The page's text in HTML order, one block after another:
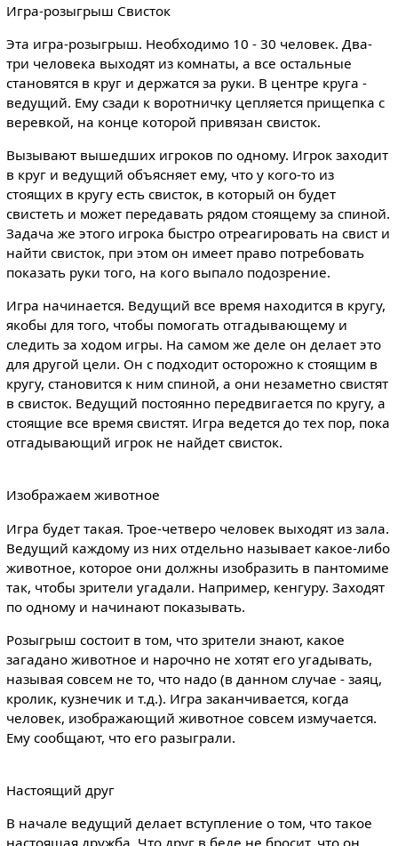
Игра-розыгрыш Свисток
Эта игра-розыгрыш. Необходимо 10 - 30 человек. Два-
три человека выходят из комнаты, а все остальные
становятся в круг и держатся за руки. В центре круга -
ведущий. Ему сзади к воротничку цепляется прищепка с
веревкой, на конце которой привязан свисток.
Вызывают вышедших игроков по одному. Игрок заходит
в круг и ведущий объясняет ему, что у кого-то из
стоящих в кругу есть свисток, в который он будет
свистеть и может передавать рядом стоящему за спиной.
Задача же этого игрока быстро отреагировать на свист и
найти свисток, при этом он имеет право потребовать
показать руки того, на кого выпало подозрение.
Игра начинается. Ведущий все время находится в кругу,
якобы для того, чтобы помогать отгадывающему и
следить за ходом игры. На самом же деле он делает это
для другой цели. Он с подходит осторожно к стоящим в
кругу, становится к ним спиной, а они незаметно свистят
в свисток. Ведущий постоянно передвигается по кругу, а
стоящие все время свистят. Игра ведется до тех пор, пока
отгадывающий игрок не найдет свисток.
Изображаем животное
Игра будет такая. Трое-четверо человек выходят из зала.
Ведущий каждому из них отдельно называет какое-либо
животное, которое они должны изобразить в пантомиме
так, чтобы зрители угадали. Например, кенгуру. Заходят
по одному и начинают показывать.
Розыгрыш состоит в том, что зрители знают, какое
загадано животное и нарочно не хотят его угадывать,
называя совсем не то, что надо (в данном случае - заяц,
кролик, кузнечик и т.д.). Игра заканчивается, когда
человек, изображающий животное совсем измучается.
Ему сообщают, что его разыграли.
Настоящий друг
В начале ведущий делает вступление о том, что такое